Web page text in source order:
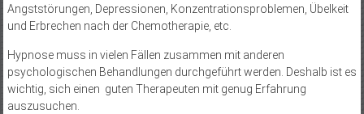
Angststörungen, Depressionen, Konzentrationsproblemen, Übelkeit
und Erbrechen nach der Chemotherapie, etc.
Hypnose muss in vielen Fällen zusammen mit anderen
psychologischen Behandlungen durchgeführt werden. Deshalb ist es
wichtig, sich einen guten Therapeuten mit genug Erfahrung
auszusuchen.